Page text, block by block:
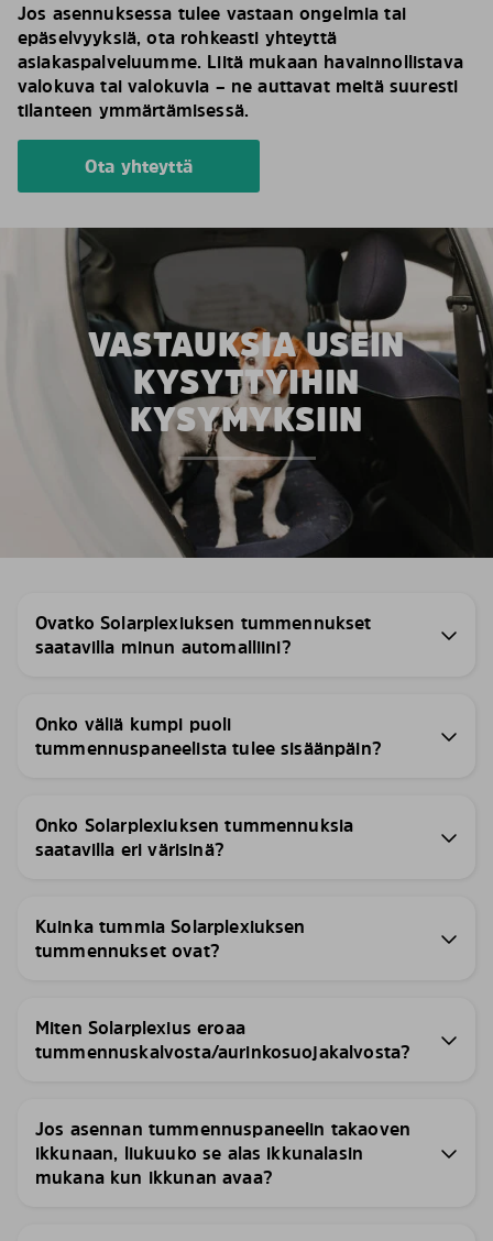
Jos asennuksessa tulee vastaan ongelmia tai
epäselvyyksiä, ota rohkeasti yhteyttä
asiakaspalveluumme. Liitä mukaan havainnollistava
valokuva tai valokuvia – ne auttavat meitä suuresti
tilanteen ymmärtämisessä.
Ota yhteyttä
VASTAUKSIA USEIN
KYSYTTYIHIN
KYSYMYKSIIN
Ovatko Solarplexiuksen tummennukset
saatavilla minun automalliini?
Onko väliä kumpi puoli
tummennuspaneelista tulee sisäänpäin?
Onko Solarplexiuksen tummennuksia
saatavilla eri värisinä?
Kuinka tummia Solarplexiuksen
tummennukset ovat?
Miten Solarplexius eroaa
tummennuskalvosta/aurinkosuojakalvosta?
Jos asennan tummennuspaneelin takaoven
ikkunaan, liukuuko se alas ikkunalasin
mukana kun ikkunan avaa?